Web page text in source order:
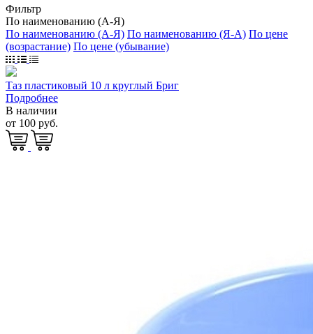
Фильтр
По наименованию (А-Я)
По наименованию (А-Я) По наименованию (Я-А) По цене
(возрастание) По цене (убывание)
Таз пластиковый 10 л круглый Бриг
Подробнее
В наличии
от 100 руб.